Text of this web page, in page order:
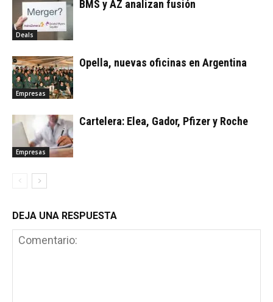
Deals
BMS y AZ analizan fusión
Empresas
Opella, nuevas oficinas en Argentina
Empresas
Cartelera: Elea, Gador, Pfizer y Roche
DEJA UNA RESPUESTA